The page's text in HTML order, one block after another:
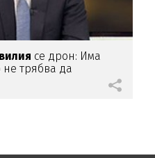
се дрон: Има
трябва да